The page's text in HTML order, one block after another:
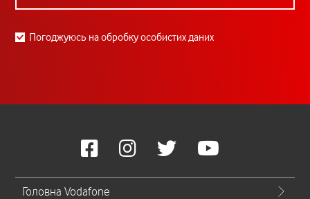
Погоджуюсь на обробку особистих даних
Головна Vodafone